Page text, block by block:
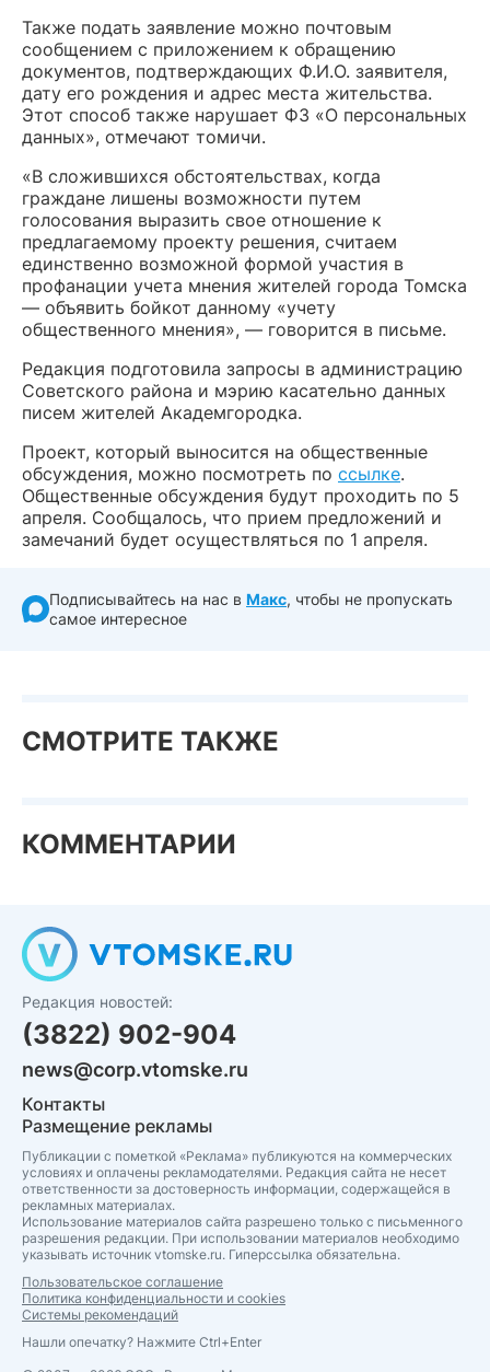
Также подать заявление можно почтовым
сообщением с приложением к обращению
документов, подтверждающих Ф.И.О. заявителя,
дату его рождения и адрес места жительства.
Этот способ также нарушает ФЗ «О персональных
данных», отмечают томичи.
«В сложившихся обстоятельствах, когда
граждане лишены возможности путем
голосования выразить свое отношение к
предлагаемому проекту решения, считаем
единственно возможной формой участия в
профанации учета мнения жителей города Томска
— объявить бойкот данному «учету
общественного мнения», — говорится в письме.
Редакция подготовила запросы в администрацию
Советского района и мэрию касательно данных
писем жителей Академгородка.
Проект, который выносится на общественные
обсуждения, можно посмотреть по ссылке.
Общественные обсуждения будут проходить по 5
апреля. Сообщалось, что прием предложений и
замечаний будет осуществляться по 1 апреля.
Подписывайтесь на нас в Макс, чтобы не пропускать
самое интересное
СМОТРИТЕ ТАКЖЕ
КОММЕНТАРИИ
Редакция новостей:
(3822) 902-904
news@corp.vtomske.ru
Контакты
Размещение рекламы
Публикации с пометкой «Реклама» публикуются на коммерческих
условиях и оплачены рекламодателями. Редакция сайта не несет
ответственности за достоверность информации, содержащейся в
рекламных материалах.
Использование материалов сайта разрешено только с письменного
разрешения редакции. При использовании материалов необходимо
указывать источник vtomske.ru. Гиперссылка обязательна.
Пользовательское соглашение
Политика конфиденциальности и cookies
Системы рекомендаций
Нашли опечатку? Нажмите Ctrl+Enter